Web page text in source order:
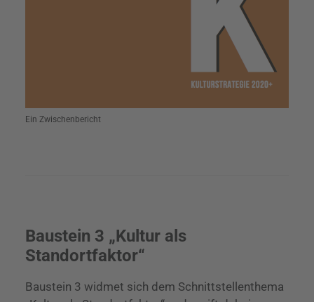
Ein Zwischenbericht
Baustein 3 „Kultur als
Standortfaktor“
Baustein 3 widmet sich dem Schnittstellenthema